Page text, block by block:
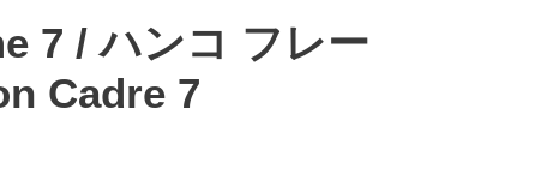
7 / ハンコ フレー
Cadre 7